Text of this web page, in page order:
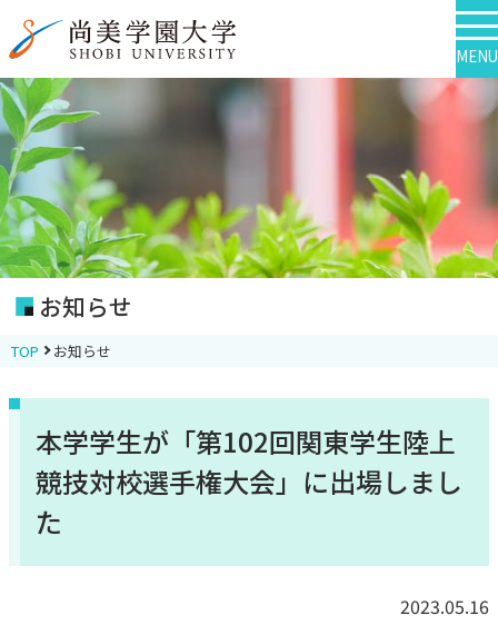
MENU
お知らせ
TOP お知らせ
本学学生が「第102回関東学生陸上
競技対校選手権大会」に出場しまし
た
2023.05.16